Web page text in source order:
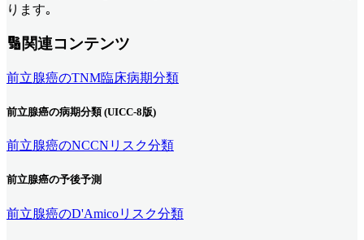
ります｡
🔢関連コンテンツ
前立腺癌のTNM臨床病期分類
前立腺癌の病期分類 (UICC-8版)
前立腺癌のNCCNリスク分類
前立腺癌の予後予測
前立腺癌のD'Amicoリスク分類